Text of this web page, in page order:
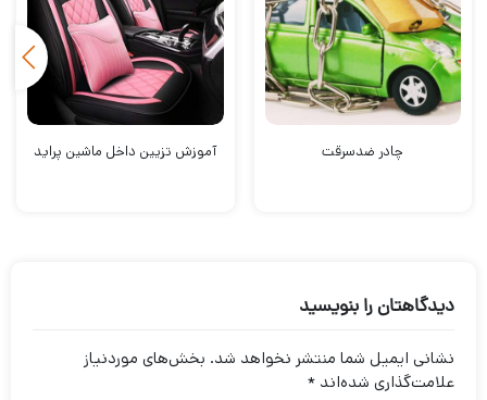
چادر ضدسرقت آموزش تزیین داخل ماشین پراید
دیدگاهتان را بنویسید
نشانی ایمیل شما منتشر نخواهد شد. بخش‌های موردنیاز
علامت‌گذاری شده‌اند *